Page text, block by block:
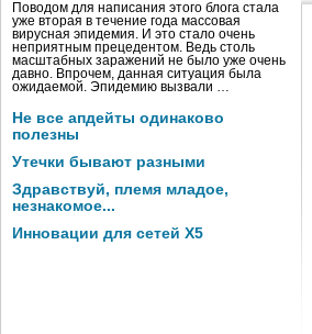
Поводом для написания этого блога стала
уже вторая в течение года массовая
вирусная эпидемия. И это стало очень
неприятным прецедентом. Ведь столь
масштабных заражений не было уже очень
давно. Впрочем, данная ситуация была
ожидаемой. Эпидемию вызвали …
Не все апдейты одинаково
полезны
Утечки бывают разными
Здравствуй, племя младое,
незнакомое...
Инновации для сетей X5